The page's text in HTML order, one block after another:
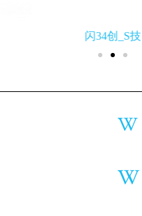
闪34创_S技